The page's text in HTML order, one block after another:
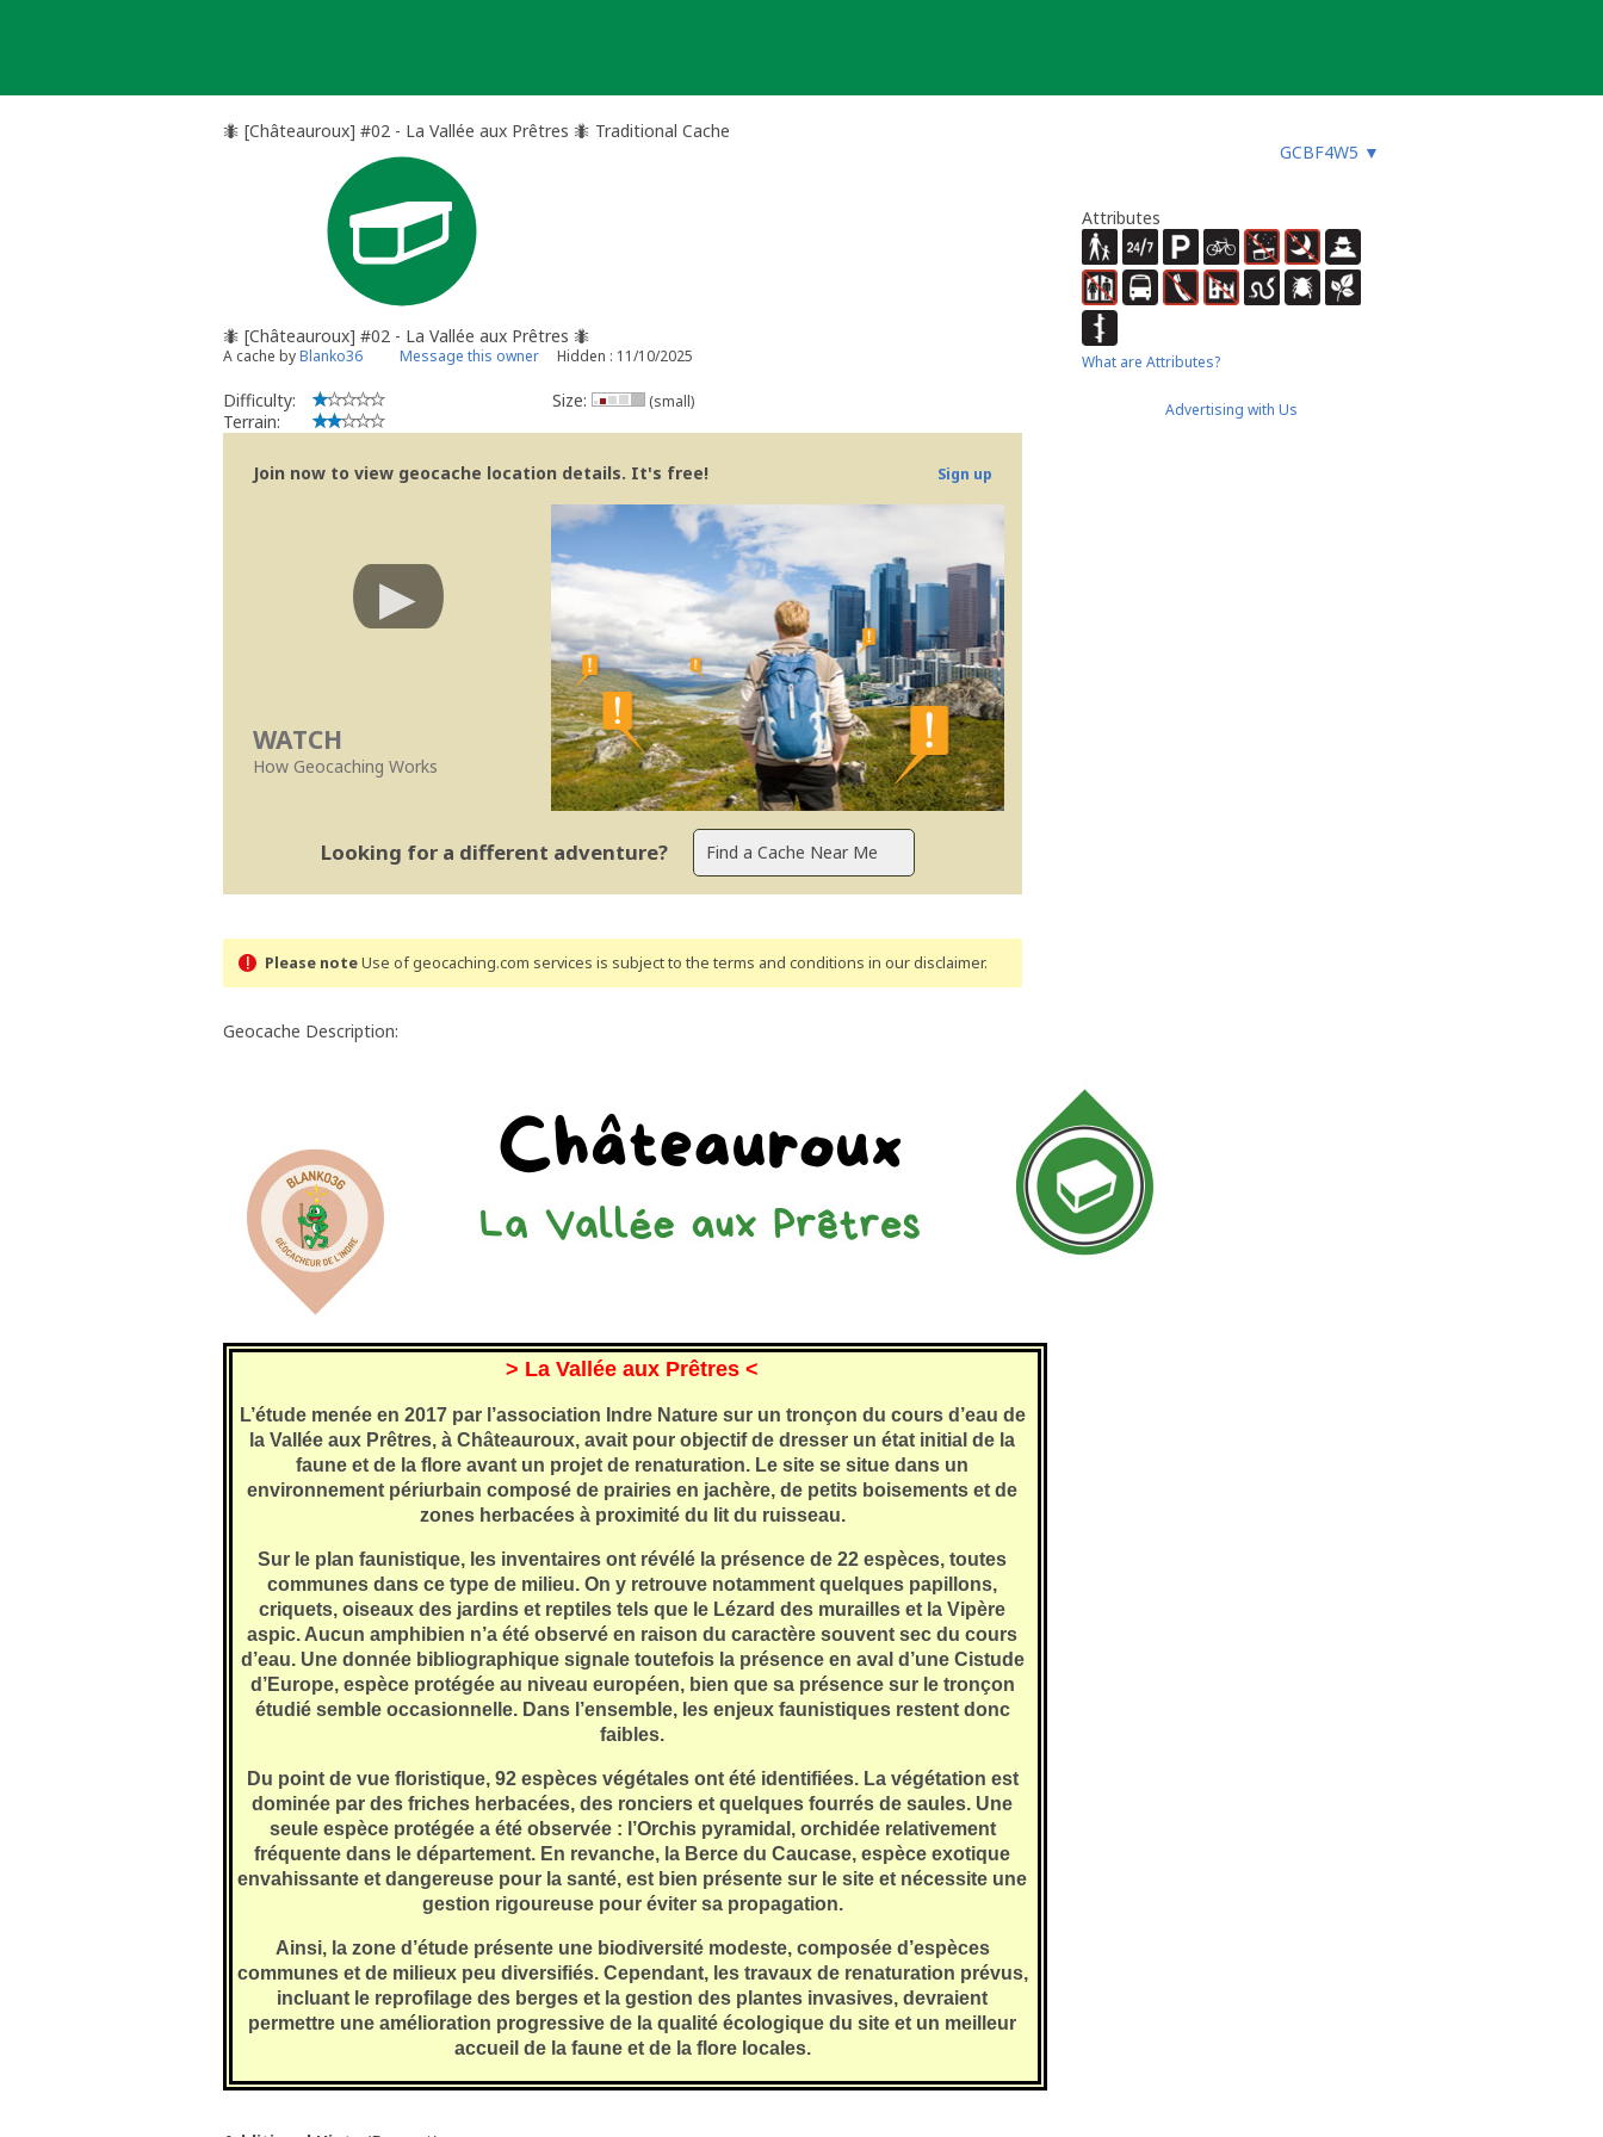
🐜 [Châteauroux] #02 - La Vallée aux Prêtres 🐜 Traditional Cache
GCBF4W5 ▼
🐜 [Châteauroux] #02 - La Vallée aux Prêtres 🐜
A cache byBlanko36 Message this owner Hidden : 11/10/2025
Difficulty:
Terrain:
Size: (small)
Join now to view geocache location details. It's free! Sign up
WATCH
How Geocaching Works
Looking for a different adventure?
Please noteUse of geocaching.com services is subject to the terms and conditions in our disclaimer.
Geocache Description:
> La Vallée aux Prêtres <
L’étude menée en 2017 par l’association Indre Nature sur un tronçon du cours d’eau de
la Vallée aux Prêtres, à Châteauroux, avait pour objectif de dresser un état initial de la
faune et de la flore avant un projet de renaturation. Le site se situe dans un
environnement périurbain composé de prairies en jachère, de petits boisements et de
zones herbacées à proximité du lit du ruisseau.
Sur le plan faunistique, les inventaires ont révélé la présence de 22 espèces, toutes
communes dans ce type de milieu. On y retrouve notamment quelques papillons,
criquets, oiseaux des jardins et reptiles tels que le Lézard des murailles et la Vipère
aspic. Aucun amphibien n’a été observé en raison du caractère souvent sec du cours
d’eau. Une donnée bibliographique signale toutefois la présence en aval d’une Cistude
d’Europe, espèce protégée au niveau européen, bien que sa présence sur le tronçon
étudié semble occasionnelle. Dans l’ensemble, les enjeux faunistiques restent donc
faibles.
Du point de vue floristique, 92 espèces végétales ont été identifiées. La végétation est
dominée par des friches herbacées, des ronciers et quelques fourrés de saules. Une
seule espèce protégée a été observée : l’Orchis pyramidal, orchidée relativement
fréquente dans le département. En revanche, la Berce du Caucase, espèce exotique
envahissante et dangereuse pour la santé, est bien présente sur le site et nécessite une
gestion rigoureuse pour éviter sa propagation.
Ainsi, la zone d’étude présente une biodiversité modeste, composée d’espèces
communes et de milieux peu diversifiés. Cependant, les travaux de renaturation prévus,
incluant le reprofilage des berges et la gestion des plantes invasives, devraient
permettre une amélioration progressive de la qualité écologique du site et un meilleur
accueil de la faune et de la flore locales.
Attributes
What are Attributes?
Advertising with Us